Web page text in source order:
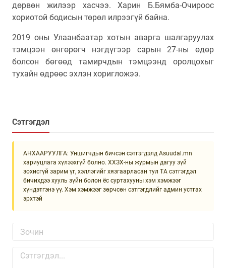
дөрвөн жилээр хасчээ. Харин Б.Бямба-Очироос
хориотой бодисын төрөл илрээгүй байна.
2019 оны Улаанбаатар хотын аварга шалгаруулах
тэмцээн өнгөрөгч нэгдүгээр сарын 27-ны өдөр
болсон бөгөөд тамирчдын тэмцээнд оролцохыг
тухайн өдрөөс эхлэн хоригложээ.
Сэтгэгдэл
АНХААРУУЛГА: Уншигчдын бичсэн сэтгэгдэлд Asuudal.mn
хариуцлага хүлээхгүй болно. ХХЗХ-ны журмын дагуу зүй
зохисгүй зарим үг, хэллэгийг хязгаарласан тул ТА сэтгэгдэл
бичихдээ хууль зүйн болон ёс суртахууны хэм хэмжээг
хүндэтгэнэ үү. Хэм хэмжээг зөрчсөн сэтгэгдлийг админ устгах
эрхтэй